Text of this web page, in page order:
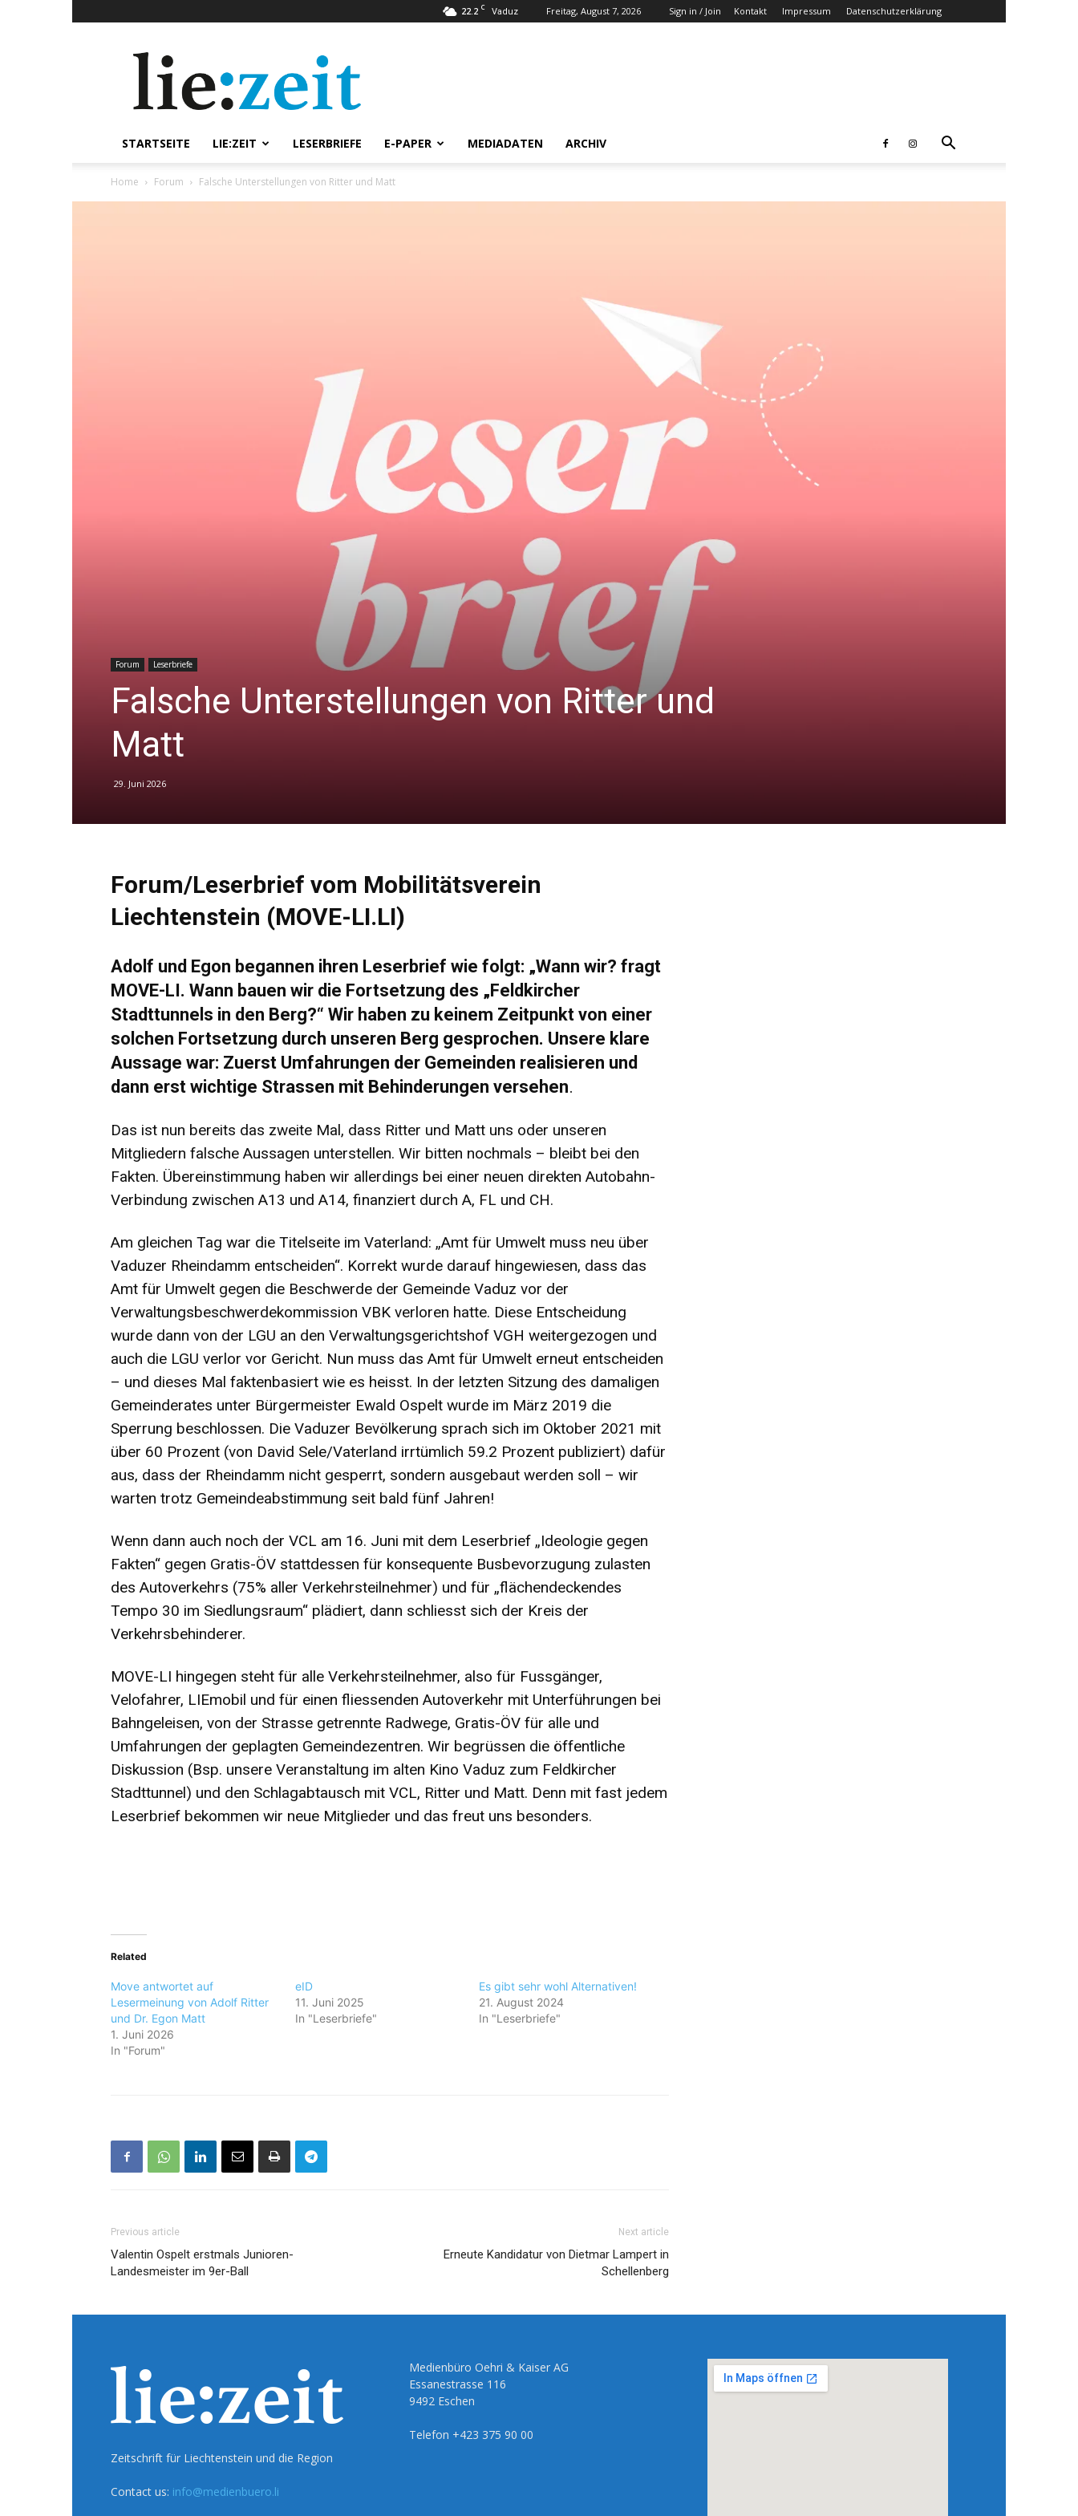
22.2 C Vaduz Freitag, August 7, 2026 Sign in / Join Kontakt Impressum Datenschutzerklärung
STARTSEITE LIE:ZEIT LESERBRIEFE E-PAPER MEDIADATEN ARCHIV
Home Forum Falsche Unterstellungen von Ritter und Matt
Forum Leserbriefe
Falsche Unterstellungen von Ritter und
Matt
29. Juni 2026
Forum/Leserbrief vom Mobilitätsverein
Liechtenstein (MOVE-LI.LI)
Adolf und Egon begannen ihren Leserbrief wie folgt: „Wann wir? fragt
MOVE-LI. Wann bauen wir die Fortsetzung des „Feldkircher
Stadttunnels in den Berg?“ Wir haben zu keinem Zeitpunkt von einer
solchen Fortsetzung durch unseren Berg gesprochen. Unsere klare
Aussage war: Zuerst Umfahrungen der Gemeinden realisieren und
dann erst wichtige Strassen mit Behinderungen versehen.
Das ist nun bereits das zweite Mal, dass Ritter und Matt uns oder unseren
Mitgliedern falsche Aussagen unterstellen. Wir bitten nochmals – bleibt bei den
Fakten. Übereinstimmung haben wir allerdings bei einer neuen direkten Autobahn-
Verbindung zwischen A13 und A14, finanziert durch A, FL und CH.
Am gleichen Tag war die Titelseite im Vaterland: „Amt für Umwelt muss neu über
Vaduzer Rheindamm entscheiden“. Korrekt wurde darauf hingewiesen, dass das
Amt für Umwelt gegen die Beschwerde der Gemeinde Vaduz vor der
Verwaltungsbeschwerdekommission VBK verloren hatte. Diese Entscheidung
wurde dann von der LGU an den Verwaltungsgerichtshof VGH weitergezogen und
auch die LGU verlor vor Gericht. Nun muss das Amt für Umwelt erneut entscheiden
– und dieses Mal faktenbasiert wie es heisst. In der letzten Sitzung des damaligen
Gemeinderates unter Bürgermeister Ewald Ospelt wurde im März 2019 die
Sperrung beschlossen. Die Vaduzer Bevölkerung sprach sich im Oktober 2021 mit
über 60 Prozent (von David Sele/Vaterland irrtümlich 59.2 Prozent publiziert) dafür
aus, dass der Rheindamm nicht gesperrt, sondern ausgebaut werden soll – wir
warten trotz Gemeindeabstimmung seit bald fünf Jahren!
Wenn dann auch noch der VCL am 16. Juni mit dem Leserbrief „Ideologie gegen
Fakten“ gegen Gratis-ÖV stattdessen für konsequente Busbevorzugung zulasten
des Autoverkehrs (75% aller Verkehrsteilnehmer) und für „flächendeckendes
Tempo 30 im Siedlungsraum“ plädiert, dann schliesst sich der Kreis der
Verkehrsbehinderer.
MOVE-LI hingegen steht für alle Verkehrsteilnehmer, also für Fussgänger,
Velofahrer, LIEmobil und für einen fliessenden Autoverkehr mit Unterführungen bei
Bahngeleisen, von der Strasse getrennte Radwege, Gratis-ÖV für alle und
Umfahrungen der geplagten Gemeindezentren. Wir begrüssen die öffentliche
Diskussion (Bsp. unsere Veranstaltung im alten Kino Vaduz zum Feldkircher
Stadttunnel) und den Schlagabtausch mit VCL, Ritter und Matt. Denn mit fast jedem
Leserbrief bekommen wir neue Mitglieder und das freut uns besonders.
Related
Move antwortet auf
Lesermeinung von Adolf Ritter
und Dr. Egon Matt
1. Juni 2026
In "Forum"
eID
11. Juni 2025
In "Leserbriefe"
Es gibt sehr wohl Alternativen!
21. August 2024
In "Leserbriefe"
Previous article
Valentin Ospelt erstmals Junioren-
Landesmeister im 9er-Ball
Next article
Erneute Kandidatur von Dietmar Lampert in
Schellenberg
Zeitschrift für Liechtenstein und die Region
Contact us: info@medienbuero.li
Medienbüro Oehri & Kaiser AG
Essanestrasse 116
9492 Eschen
Telefon +423 375 90 00